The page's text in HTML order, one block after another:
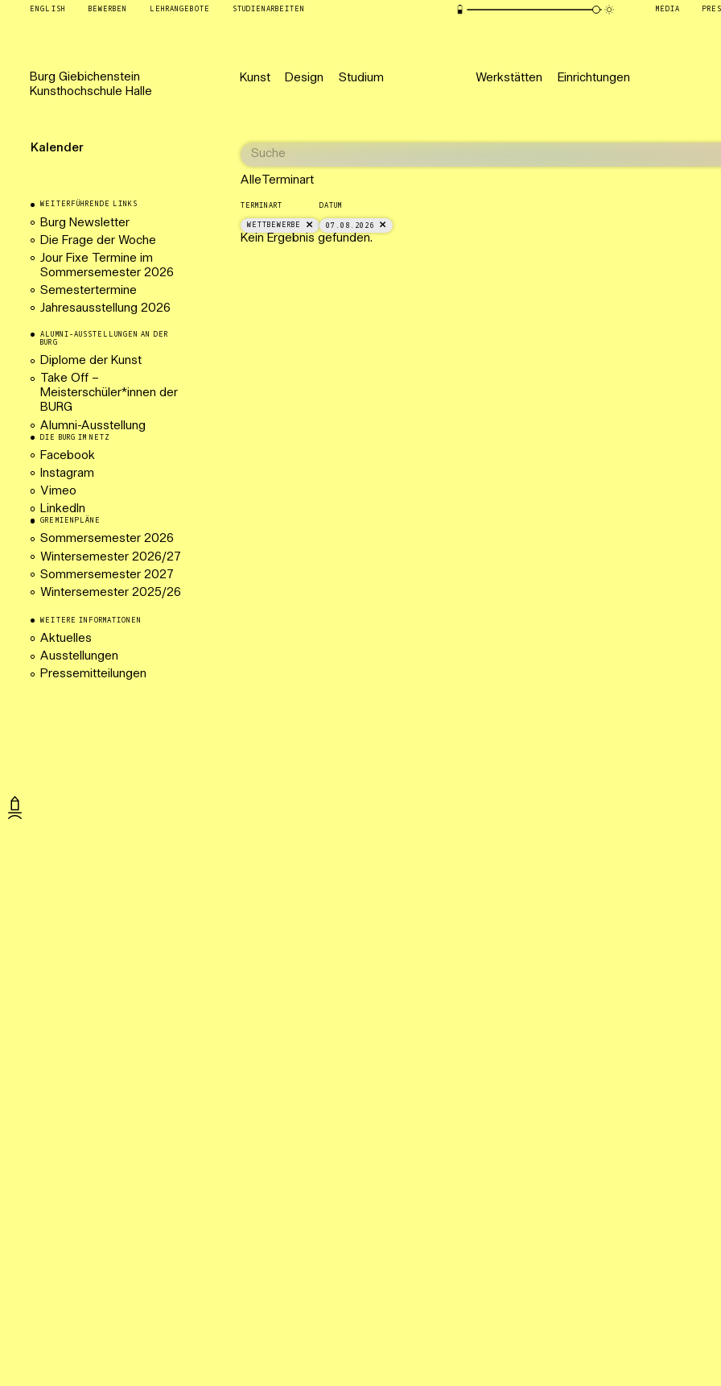
ENGLISH BEWERBEN LEHRANGEBOTE STUDIENARBEITEN MEDIA
Burg Giebichenstein
Kunsthochschule Halle
Kunst Design Studium Werkstätten Einrichtungen
Alle Terminart
TERMINART
WETTBEWERBE
DATUM
07.08.2026
Kein Ergebnis gefunden.
Kalender
WEITERFÜHRENDE LINKS
Burg Newsletter
Die Frage der Woche
Jour Fixe Termine im
Sommersemester 2026
Semestertermine
Jahresausstellung 2026
ALUMNI-AUSSTELLUNGEN AN DER
BURG
Diplome der Kunst
Take Off –
Meisterschüler*innen der
BURG
Alumni-Ausstellung
DIE BURG IM NETZ
Facebook
Instagram
Vimeo
LinkedIn
GREMIENPLÄNE
Sommersemester 2026
Wintersemester 2026/27
Sommersemester 2027
Wintersemester 2025/26
WEITERE INFORMATIONEN
Aktuelles
Ausstellungen
Pressemitteilungen